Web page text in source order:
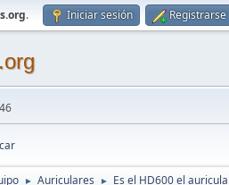
. Iniciar sesión Registrarse
► Auriculares ► Es el HD600 el